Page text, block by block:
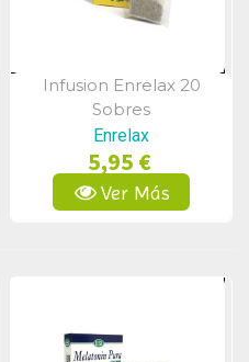
Vista Rápida
Infusion Enrelax 20
Sobres
Enrelax
5,95 €
Ver Más